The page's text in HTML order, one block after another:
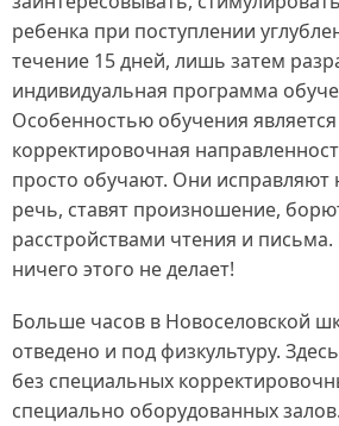
ребенка при поступлении
течение 15 дней, лишь затем
индивидуальная программа
Особенностью обучения является
корректировочная
просто обучают. Они исправляют
речь, ставят произношение,
расстройствами чтения и
ничего этого не делает!
Больше часов в Новоселовской
отведено и под физкультуру.
без специальных
специально оборудованных